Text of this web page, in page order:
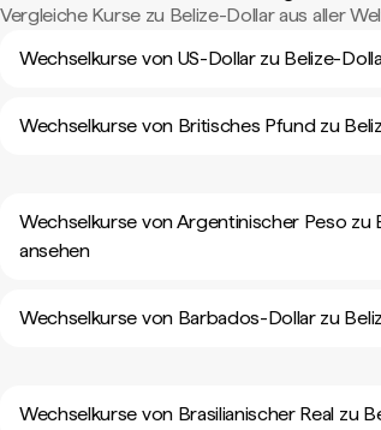
Vergleiche Kurse zu Belize-Dollar aus aller
Wechselkurse von US-Dollar zu Belize-
Wechselkurse von Britisches Pfund zu
Wechselkurse von Argentinischer Peso zu
ansehen
Wechselkurse von Barbados-Dollar zu
Wechselkurse von Brasilianischer Real zu